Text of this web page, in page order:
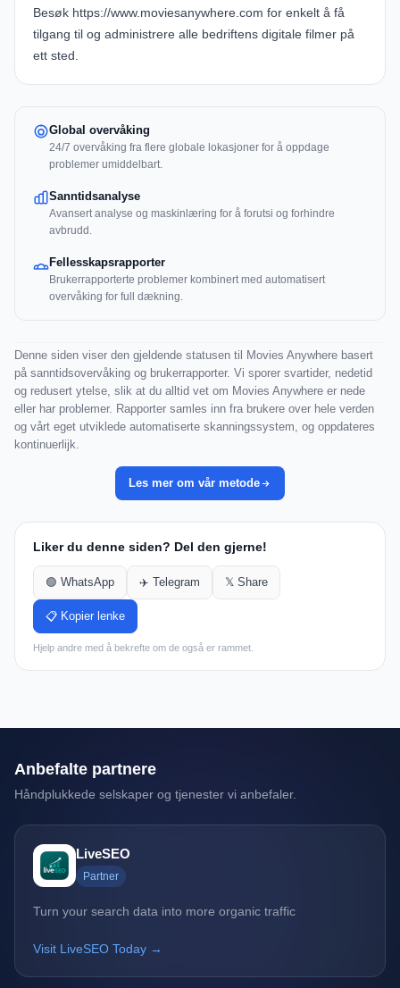
Besøk https://www.moviesanywhere.com for enkelt å få
tilgang til og administrere alle bedriftens digitale filmer på
ett sted.
Global overvåking
24/7 overvåking fra flere globale lokasjoner for å oppdage
problemer umiddelbart.
Sanntidsanalyse
Avansert analyse og maskinlæring for å forutsi og forhindre
avbrudd.
Fellesskapsrapporter
Brukerrapporterte problemer kombinert med automatisert
overvåking for full dækning.
Denne siden viser den gjeldende statusen til Movies Anywhere basert
på sanntidsovervåking og brukerrapporter. Vi sporer svartider, nedetid
og redusert ytelse, slik at du alltid vet om Movies Anywhere er nede
eller har problemer. Rapporter samles inn fra brukere over hele verden
og vårt eget utviklede automatiserte skanningssystem, og oppdateres
kontinuerlijk.
Les mer om vår metode
Liker du denne siden? Del den gjerne!
🟢 WhatsApp ✈️ Telegram 𝕏 Share
📋 Kopier lenke
Hjelp andre med å bekrefte om de også er rammet.
Anbefalte partnere
Håndplukkede selskaper og tjenester vi anbefaler.
LiveSEO
Partner
Turn your search data into more organic traffic
Visit LiveSEO Today →